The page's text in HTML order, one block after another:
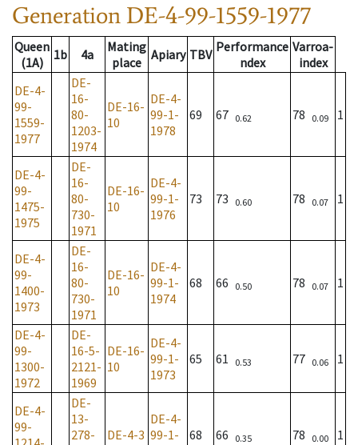
Generation DE-4-99-1559-1977
Queen
(1A)
1b 4a
Mating
place Apiary TBV Performance
ndex
Varroa-
index
DE-4-
99-
1559-
1977
DE-
16-
80-
1203-
1974
DE-16-
10
DE-4-
99-1-
1978
69 67 0.62 78 0.09 1
DE-4-
99-
1475-
1975
DE-
16-
80-
730-
1971
DE-16-
10
DE-4-
99-1-
1976
73 73 0.60 78 0.07 1
DE-4-
99-
1400-
1973
DE-
16-
80-
730-
1971
DE-16-
10
DE-4-
99-1-
1974
68 66 0.50 78 0.07 1
DE-4-
99-
1300-
1972
DE-
16-5-
2121-
1969
DE-16-
10
DE-4-
99-1-
1973
65 61 0.53 77 0.06 1
DE-4-
99-
DE-
13-
278-
DE-4-3
DE-4-
99-1-
68 66 0.35 78 0.00 1